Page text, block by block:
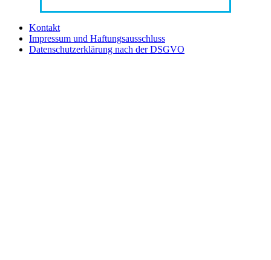
Kontakt
Impressum und Haftungsausschluss
Datenschutzerklärung nach der DSGVO